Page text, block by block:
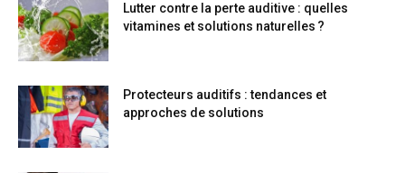
Lutter contre la perte auditive : quelles
vitamines et solutions naturelles ?
Protecteurs auditifs : tendances et
approches de solutions